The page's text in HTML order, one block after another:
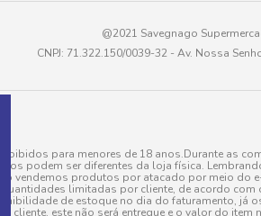
@2021 Savegnago
CNPJ: 71.322.150/0039-32 - Av. Nossa
para menores de 18 anos.Durante as
podem ser diferentes da loja física.
vendemos produtos por atacado por meio
limitadas por cliente, de acordo com o
de estoque no dia do faturamento,
cliente, este não será entregue e o valor do